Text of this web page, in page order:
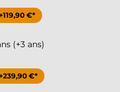
€*
(+3 ans)
€*